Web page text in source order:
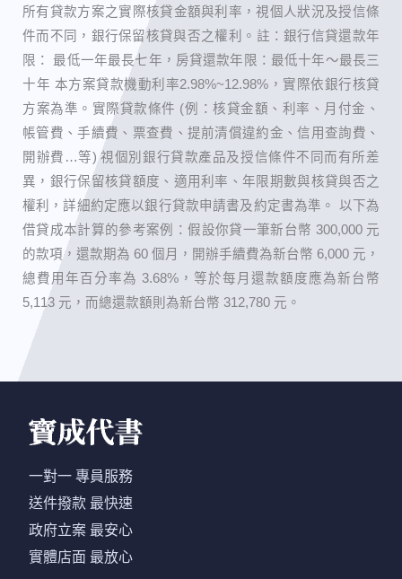
所有貸款方案之實際核貸金額與利率，視個人狀況及授信條
件而不同，銀行保留核貸與否之權利。 ​註：銀行信貸還款年
限： 最低一年最長七年，房貸還款年限：最低十年～最長三
十年 本方案貸款機動利率2.98%~12.98%，實際依銀行核貸
方案為準。實際貸款條件 (例：核貸金額、利率、月付金、
帳管費、手續費、票查費、提前清償違約金、信用查詢費、
開辦費…等) 視個別銀行貸款產品及授信條件不同而有所差
異，銀行保留核貸額度、適用利率、年限期數與核貸與否之
權利，詳細約定應以銀行貸款申請書及約定書為準。 以下為
借貸成本計算的參考案例：假設你貸一筆新台幣 300,000 元
的款項，還款期為 60 個月，開辦手續費為新台幣 6,000 元，
總費用年百分率為 3.68%，等於每月還款額度應為新台幣
5,113 元，而總還款額則為新台幣 312,780 元。
一對一 專員服務
送件撥款 最快速
政府立案 最安心
實體店面 最放心